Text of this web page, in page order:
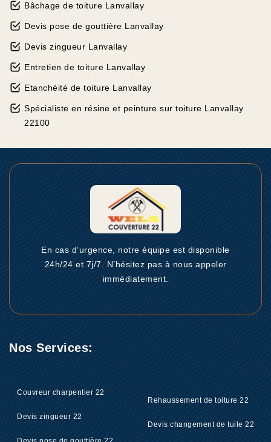
Bâchage de toiture Lanvallay
Devis pose de gouttière Lanvallay
Devis zingueur Lanvallay
Entretien de toiture Lanvallay
Etanchéité de toiture Lanvallay
Spécialiste en résine et peinture sur toiture Lanvallay
22100
En cas d’urgence, notre équipe est disponible
24h/24 et 7j/7. N’hésitez pas à nous appeler
immédiatement.
Nos Services:
Couvreur charpentier 22
Devis zingueur 22
Rehaussement de toiture 22
Devis changement de tuile 22